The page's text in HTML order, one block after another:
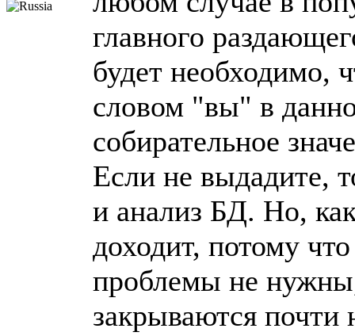
главного
будет необходимо,
словом "вы" в
собирательное
Если не выдадите,
и анализ БД. Но,
доходит, потому
проблемы не
закрываются почти